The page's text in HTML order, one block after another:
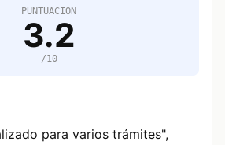
PUNTUACION
3.2
/10
para varios trámites",